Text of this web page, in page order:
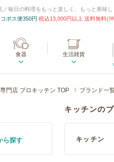
／毎日の料理をもっと楽しく、もっと美味
ポス便350円 税込13,000円以上 送料無料(
食器
生活雑貨
門店 プロキッチン TOP ブランド一
キッチンの
キッチン
ら探す